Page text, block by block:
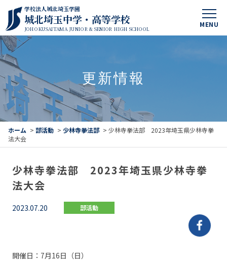
MENU
学校法人城北埼玉学園
城北埼玉中学・高等学校
JOHOKUSAITAMA JUNIOR & SENIOR HIGH SCHOOL
更新情報
ホーム > 部活動 > 少林寺拳法部 > 少林寺拳法部 2023年埼玉県少林寺拳
法大会
少林寺拳法部 2023年埼玉県少林寺拳
法大会
2023.07.20 部活動
開催日：7月16日（日）